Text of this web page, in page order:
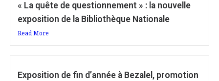
« La quête de questionnement » : la nouvelle
exposition de la Bibliothèque Nationale
Read More
Exposition de fin d’année à Bezalel, promotion